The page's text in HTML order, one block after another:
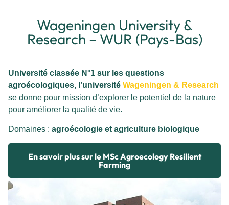
Wageningen University &
Research – WUR (Pays-Bas)
Université classée N°1 sur les questions
agroécologiques, l’université Wageningen & Research
se donne pour mission d’explorer le potentiel de la nature
pour améliorer la qualité de vie.
Domaines : agroécologie et agriculture biologique
En savoir plus sur le MSc Agroecology Resilient
Farming